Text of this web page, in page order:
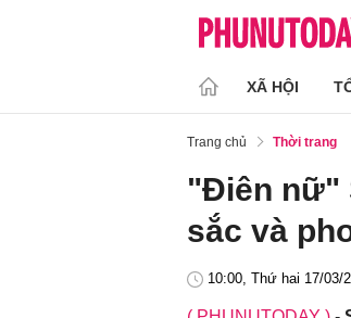
XÃ HỘI
Trang chủ Thời trang
"Điên nữ"
sắc và
10:00, Thứ hai 17/03/